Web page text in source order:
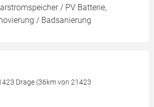
/ PV Batterie,
/ Badsanierung
Drage (36km von 21423